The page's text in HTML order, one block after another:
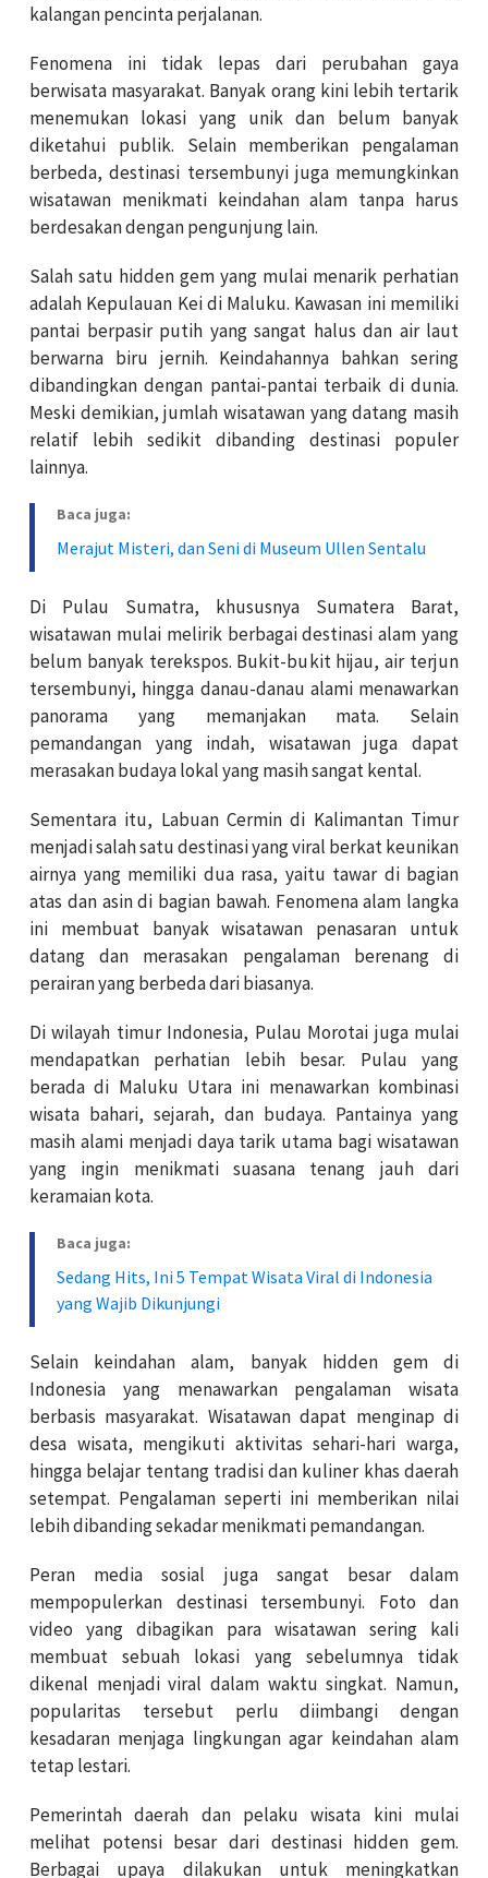
kalangan pencinta perjalanan.
Fenomena ini tidak lepas dari perubahan gaya
berwisata masyarakat. Banyak orang kini lebih tertarik
menemukan lokasi yang unik dan belum banyak
diketahui publik. Selain memberikan pengalaman
berbeda, destinasi tersembunyi juga memungkinkan
wisatawan menikmati keindahan alam tanpa harus
berdesakan dengan pengunjung lain.
Salah satu hidden gem yang mulai menarik perhatian
adalah Kepulauan Kei di Maluku. Kawasan ini memiliki
pantai berpasir putih yang sangat halus dan air laut
berwarna biru jernih. Keindahannya bahkan sering
dibandingkan dengan pantai-pantai terbaik di dunia.
Meski demikian, jumlah wisatawan yang datang masih
relatif lebih sedikit dibanding destinasi populer
lainnya.
Baca juga:
Merajut Misteri, dan Seni di Museum Ullen Sentalu
Di Pulau Sumatra, khususnya Sumatera Barat,
wisatawan mulai melirik berbagai destinasi alam yang
belum banyak terekspos. Bukit-bukit hijau, air terjun
tersembunyi, hingga danau-danau alami menawarkan
panorama yang memanjakan mata. Selain
pemandangan yang indah, wisatawan juga dapat
merasakan budaya lokal yang masih sangat kental.
Sementara itu, Labuan Cermin di Kalimantan Timur
menjadi salah satu destinasi yang viral berkat keunikan
airnya yang memiliki dua rasa, yaitu tawar di bagian
atas dan asin di bagian bawah. Fenomena alam langka
ini membuat banyak wisatawan penasaran untuk
datang dan merasakan pengalaman berenang di
perairan yang berbeda dari biasanya.
Di wilayah timur Indonesia, Pulau Morotai juga mulai
mendapatkan perhatian lebih besar. Pulau yang
berada di Maluku Utara ini menawarkan kombinasi
wisata bahari, sejarah, dan budaya. Pantainya yang
masih alami menjadi daya tarik utama bagi wisatawan
yang ingin menikmati suasana tenang jauh dari
keramaian kota.
Baca juga:
Sedang Hits, Ini 5 Tempat Wisata Viral di Indonesia
yang Wajib Dikunjungi
Selain keindahan alam, banyak hidden gem di
Indonesia yang menawarkan pengalaman wisata
berbasis masyarakat. Wisatawan dapat menginap di
desa wisata, mengikuti aktivitas sehari-hari warga,
hingga belajar tentang tradisi dan kuliner khas daerah
setempat. Pengalaman seperti ini memberikan nilai
lebih dibanding sekadar menikmati pemandangan.
Peran media sosial juga sangat besar dalam
mempopulerkan destinasi tersembunyi. Foto dan
video yang dibagikan para wisatawan sering kali
membuat sebuah lokasi yang sebelumnya tidak
dikenal menjadi viral dalam waktu singkat. Namun,
popularitas tersebut perlu diimbangi dengan
kesadaran menjaga lingkungan agar keindahan alam
tetap lestari.
Pemerintah daerah dan pelaku wisata kini mulai
melihat potensi besar dari destinasi hidden gem.
Berbagai upaya dilakukan untuk meningkatkan